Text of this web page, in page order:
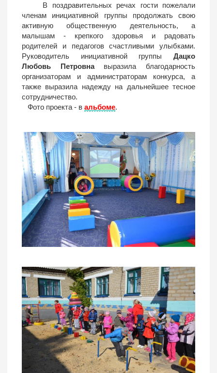
В поздравительных речах гости пожелали
членам инициативной группы продолжать свою
активную общественную деятельность, а
малышам - крепкого здоровья и радовать
родителей и педагогов счастливыми улыбками.
Руководитель инициативной группы Дацко
Любовь Петровнавыразила благодарность
организаторам и администраторам конкурса, а
также выразила надежду на дальнейшее тесное
сотрудничество.
Фото проекта - в альбоме.